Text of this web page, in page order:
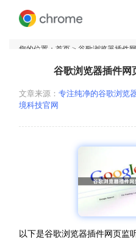
您的位置： 首页 > 谷歌浏览器插件
谷歌浏览器插件网
文章来源： 专注纯净的谷歌浏览
境科技官网
以下是谷歌浏览器插件网页监